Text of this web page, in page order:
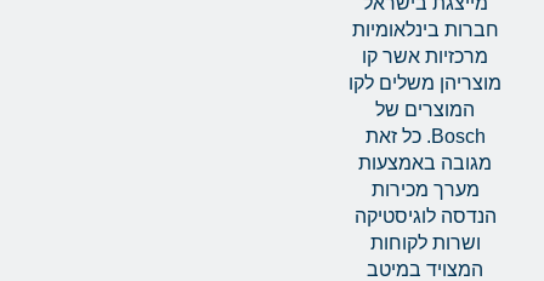
חברות בינלאומיות
מרכזיות אשר קו
מוצריהן משלים לקו
המוצרים של
Bosch. כל זאת
מגובה באמצעות
מערך מכירות
הנדסה לוגיסטיקה
ושרות לקוחות
המצויד במיטב